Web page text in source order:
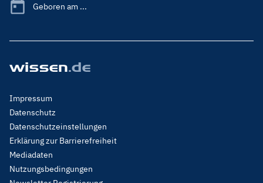
Geboren am ...
Footer
Menu
Legal
Impressum
Datenschutz
Datenschutzeinstellungen
Erklärung zur Barrierefreiheit
Mediadaten
Nutzungsbedingungen